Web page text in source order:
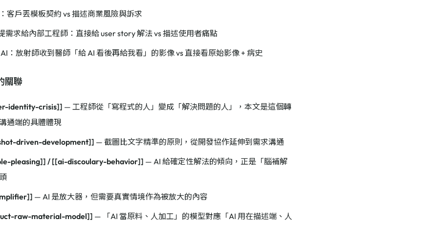
客戶丟模板契約 vs 描述商業風險與訴求
需求給內部工程師：直接給 user story 解法 vs 描述使用者痛點
：放射師收到醫師「給 AI 看後再給我看」的影像 vs 直接看原始影像 + 病史
關聯
identity-crisis]] — 工程師從「寫程式的人」變成「解決問題的人」，本文是這個轉
通端的具體體現
driven-development]] — 截圖比文字精準的原則，從開發協作延伸到需求溝通
pleasing]] / [[ai-discoulary-behavior]] — AI 給確定性解法的傾向，正是「腦補解
— AI 是放大器，但需要真實情境作為被放大的內容
raw-material-model]] — 「AI 當原料、人加工」的模型對應「AI 用在描述端、人